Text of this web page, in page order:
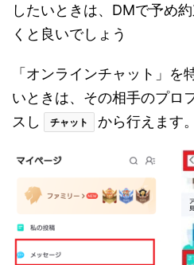
したいときは、DMで予め
くと良いでしょう
「オンラインチャット」を
いときは、その相手のプロ
スし
チャット から行えます。